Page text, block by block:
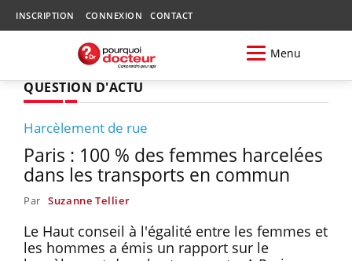
INSCRIPTION CONNEXION CONTACT
Menu
QUESTION D'ACTU
Harcèlement de rue
Paris : 100 % des femmes harcelées
dans les transports en commun
Par Suzanne Tellier
Le Haut conseil à l'égalité entre les femmes et
les hommes a émis un rapport sur le